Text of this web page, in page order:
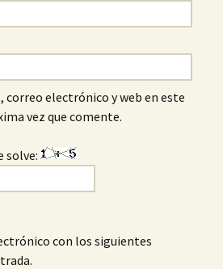
correo electrónico y web en este
vez que comente.
solve:
con los siguientes